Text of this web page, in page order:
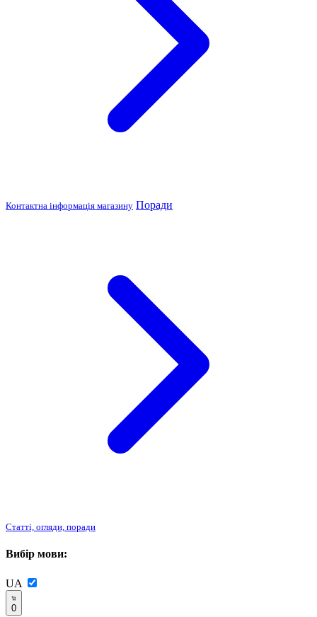
Контактна інформація магазину Поради
Статті, огляди, поради
Вибір мови:
UA
0